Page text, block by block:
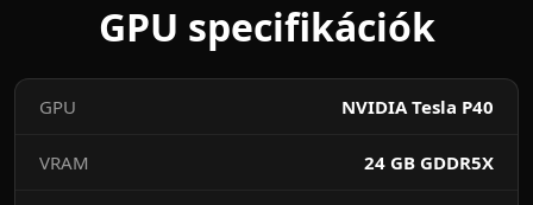
GPU specifikációk
GPU NVIDIA Tesla P40
VRAM 24 GB GDDR5X